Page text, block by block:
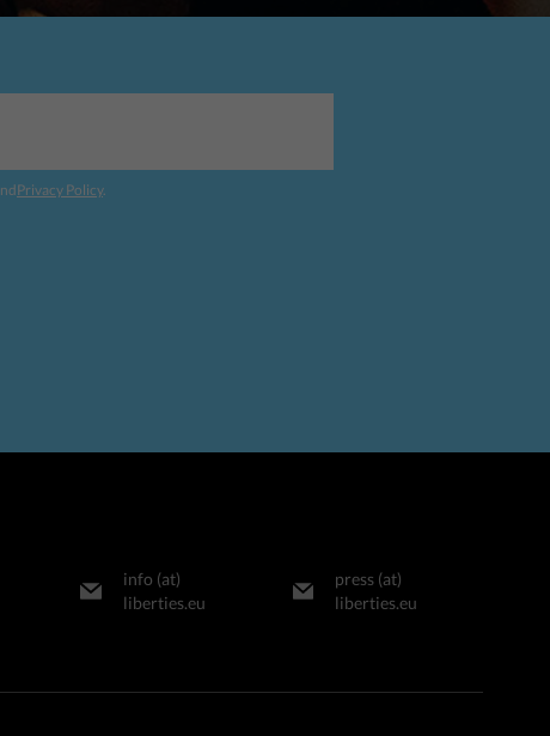
Privacy Policy.
info (at)
liberties.eu
press (at)
liberties.eu